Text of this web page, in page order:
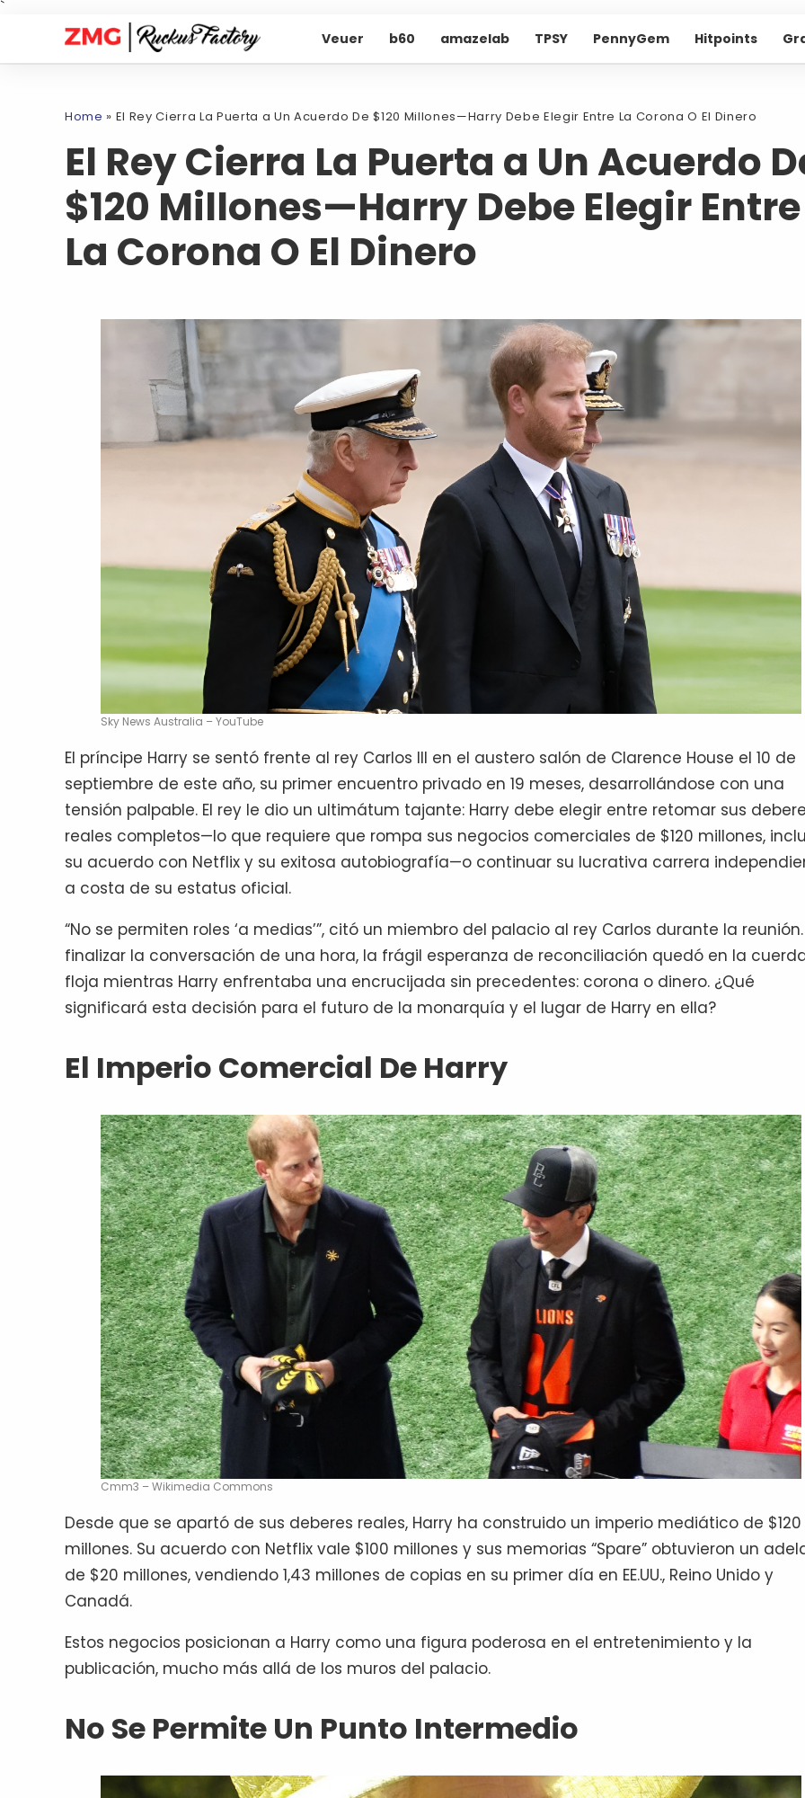
`
Veuer b60 amazelab TPSY PennyGem Hitpoints
Home » El Rey Cierra La Puerta a Un Acuerdo De $120 Millones—Harry Debe Elegir Entre La Corona O El Dinero
El Rey Cierra La Puerta a Un Acuerdo
$120 Millones—Harry Debe Elegir Entre
La Corona O El Dinero
Sky News Australia – YouTube
El príncipe Harry se sentó frente al rey Carlos III en el austero salón de Clarence House el 10 de
septiembre de este año, su primer encuentro privado en 19 meses, desarrollándose con una
tensión palpable. El rey le dio un ultimátum tajante: Harry debe elegir entre retomar sus
reales completos—lo que requiere que rompa sus negocios comerciales de $120 millones,
su acuerdo con Netflix y su exitosa autobiografía—o continuar su lucrativa carrera
a costa de su estatus oficial.
“No se permiten roles ‘a medias’”, citó un miembro del palacio al rey Carlos durante la
finalizar la conversación de una hora, la frágil esperanza de reconciliación quedó en la
floja mientras Harry enfrentaba una encrucijada sin precedentes: corona o dinero. ¿Qué
significará esta decisión para el futuro de la monarquía y el lugar de Harry en ella?
El Imperio Comercial De Harry
Cmm3 – Wikimedia Commons
Desde que se apartó de sus deberes reales, Harry ha construido un imperio mediático de $120
millones. Su acuerdo con Netflix vale $100 millones y sus memorias “Spare” obtuvieron un
de $20 millones, vendiendo 1,43 millones de copias en su primer día en EE.UU., Reino Unido y
Canadá.
Estos negocios posicionan a Harry como una figura poderosa en el entretenimiento y la
publicación, mucho más allá de los muros del palacio.
No Se Permite Un Punto Intermedio